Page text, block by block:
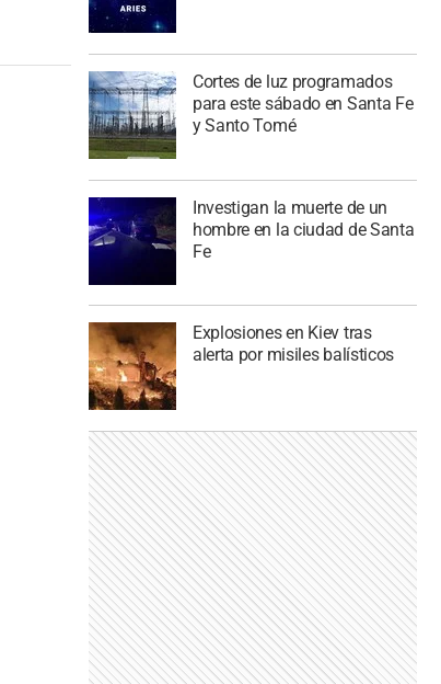
Cortes de luz programados
para este sábado en Santa Fe
y Santo Tomé
Investigan la muerte de un
hombre en la ciudad de Santa
Fe
Explosiones en Kiev tras
alerta por misiles balísticos